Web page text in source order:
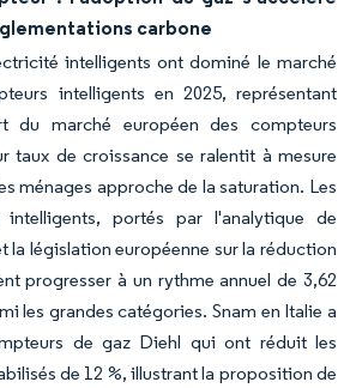
carbone
intelligents ont dominé le marché
intelligents en 2025, représentant
du marché européen des compteurs
taux de croissance se ralentit à mesure
ménages approche de la saturation. Les
portés par l'analytique de
la législation européenne sur la réduction
progresser à un rythme annuel de 3,62
les grandes catégories. Snam en Italie a
de gaz Diehl qui ont réduit les
de 12 %, illustrant la proposition de